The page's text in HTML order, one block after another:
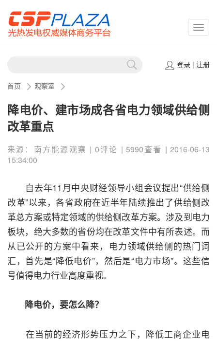
登录| 注册
首页 观察室
降电价、建市场成各省电力领域供给侧
改革重点
来源：南方能源观察 | 0评论 | 5990查看 | 2016-06-13
15:34:00
自去年11月中央财经领导小组会议提出“供给侧
改革”以来，各省政府在近半年陆续推出了供给侧改
革总方案或特定领域的供给侧改革方案。涉及到电力
板块，绝大多数的省份均在改革文件中有所表述。而
从已公开的方案中看来，电力领域供给侧的热门词
汇，首先是“降低电价”，然后是“电力市场”。这些信
号值得电力行业高度重视。
降电价，要怎么降？
在当前的经济形势压力之下，降低工商企业电